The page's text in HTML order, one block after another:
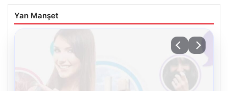
Yan Manşet